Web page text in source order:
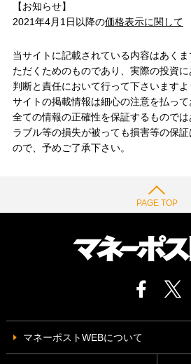
【お知らせ】
2021年4月1日以降の価格表示に関して
当サイトに記載されている内容はあく
ただくためのものであり、実際の投資
判断と責任において行って下さいます
サイトの掲載情報は細心の注意を払っ
全ての情報の正確性を保証するもので
ラブル等の損失が被っても損害等の保
ので、予めご了承下さい。
PAGE TOP
マネーポストWEBについて